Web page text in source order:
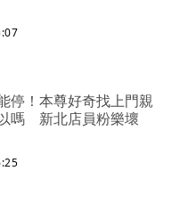
停！本尊好奇找上門親
嗎 新北店員粉樂壞